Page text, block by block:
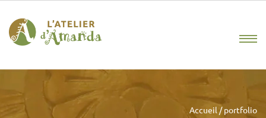
Accueil / portfolio